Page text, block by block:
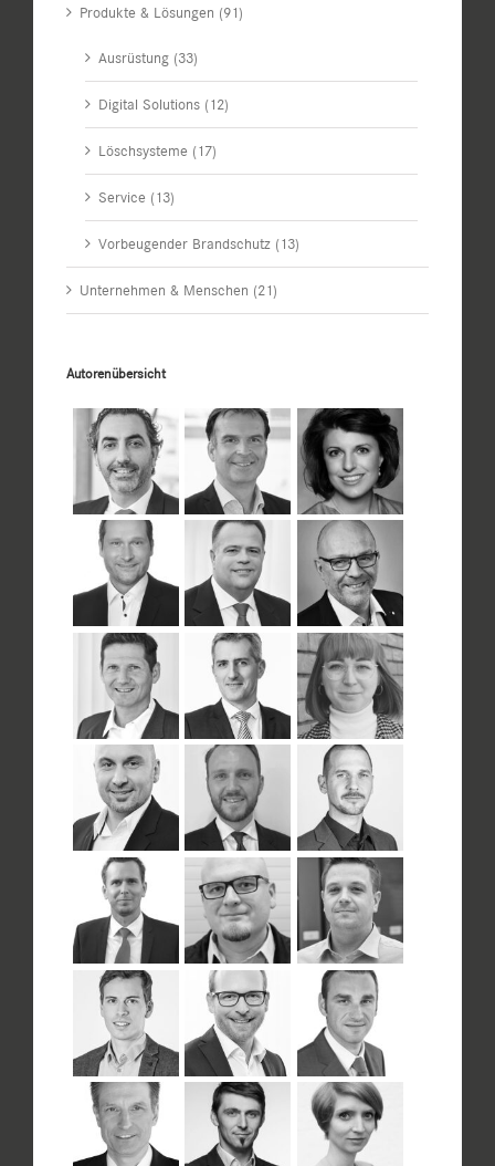
Produkte & Lösungen (91)
Ausrüstung (33)
Digital Solutions (12)
Löschsysteme (17)
Service (13)
Vorbeugender Brandschutz (13)
Unternehmen & Menschen (21)
Autorenübersicht